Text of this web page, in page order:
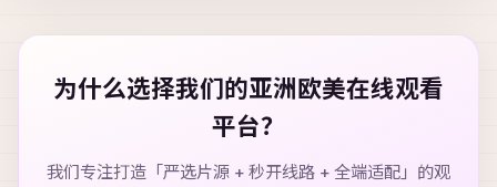
为什么选择我们的亚洲欧美在线观看
平台？
我们专注打造「严选片源 + 秒开线路 + 全端适配」的观